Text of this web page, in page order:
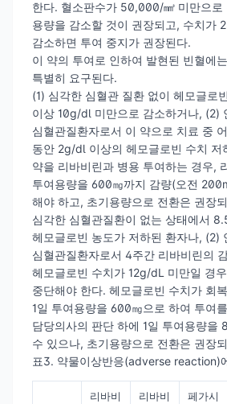
한다. 혈소판수가 50,000/㎣ 미만으로
용량을 감소할 것이 권장되고, 수치가
감소하면 투여 중지가 권장된다.
이 약의 투여로 인하여 발현된 빈혈에
특별히 요구된다.
(1) 심각한 심혈관 질환 없이 헤모글로
이상 10g/dl 미만으로 감소하거나, (2)
심혈관질환자로서 이 약으로 치료 중
동안 2g/dl 이상의 헤모글로빈 수치 저
약을 리바비린과 병용 투여하는 경우,
투여용량을 600㎎까지 감량(오전
해야 하고, 초기용량으로 전환은 권장
심각한 심혈관질환이 없는 상태에서
헤모글로빈 농도가 저하된 환자나, (2)
심혈관질환자로서 4주간 리바비린의
헤모글로빈 수치가 12g/dL 미만일 경
중단해야 한다. 헤모글로빈 수치가 회
1일 투여용량을 600㎎으로 하여 투여
담당의사의 판단 하에 1일 투여용량을
수 있으나, 초기용량으로 전환은 권장
표3. 약물이상반응(adverse reaction)
리바비
리바비
페가시